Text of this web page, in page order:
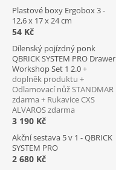
Plastové boxy Ergobox 3 -
12,6 x 17 x 24 cm
54 Kč
Dílenský pojízdný ponk
QBRICK SYSTEM PRO Drawer
Workshop Set 1 2.0+
doplněk produktu +
Odlamovací nůž STANDMAR
zdarma + Rukavice CXS
ALVAROS zdarma
3 190 Kč
Akční sestava 5 v 1 - QBRICK
SYSTEM PRO
2 680 Kč